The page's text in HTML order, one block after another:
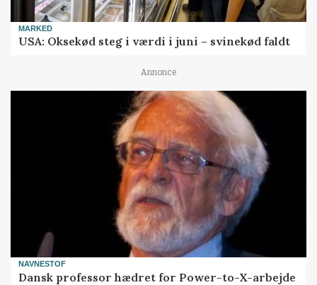
MARKED
USA: Oksekød steg i værdi i juni – svinekød faldt
Annonce
NAVNESTOF
Dansk professor hædret for Power-to-X-arbejde